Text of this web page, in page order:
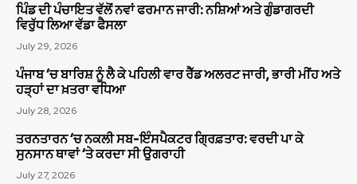
ਪਿੰਡ ਦੀ ਪੰਚਾਇਤ ਵੱਲੋਂ ਨਵਾਂ ਫਰਮਾਨ ਜਾਰੀ: ਨਸ਼ਿਆਂ ਅਤੇ ਗੁੰਡਾਗਰਦੀ
ਵਿਰੁੱਧ ਲਿਆ ਵੱਡਾ ਫੈਸਲਾ
July 29, 2026
ਪੰਜਾਬ ‘ਚ ਬਾਰਿਸ਼ ਨੂੰ ਲੈ ਕੇ ਪਹਿਲੀ ਵਾਰ ਰੈੱਡ ਅਲਰਟ ਜਾਰੀ, ਭਾਰੀ ਮੀਂਹ ਅਤੇ
ਹੜ੍ਹਾਂ ਦਾ ਖ਼ਤਰਾ ਵਧਿਆ
July 28, 2026
ਤਰਨਤਾਰਨ ‘ਚ ਨਕਲੀ ਸਬ-ਇੰਸਪੈਕਟਰ ਗ੍ਰਿਫ਼ਤਾਰ: ਵਰਦੀ ਪਾ ਕੇ
ਸੁਨਸਾਨ ਥਾਵਾਂ ‘ਤੇ ਕਰਦਾ ਸੀ ਉਗਰਾਹੀ
July 27, 2026